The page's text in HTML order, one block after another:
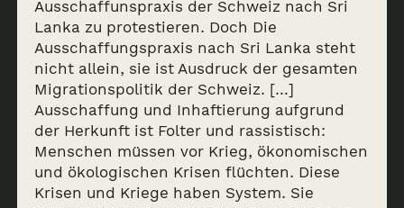
Ausschaffunspraxis der Schweiz nach Sri
Lanka zu protestieren. Doch Die
Ausschaffungspraxis nach Sri Lanka steht
nicht allein, sie ist Ausdruck der gesamten
Migrationspolitik der Schweiz. […]
Ausschaffung und Inhaftierung aufgrund
der Herkunft ist Folter und rassistisch:
Menschen müssen vor Krieg, ökonomischen
und ökologischen Krisen flüchten. Diese
Krisen und Kriege haben System. Sie